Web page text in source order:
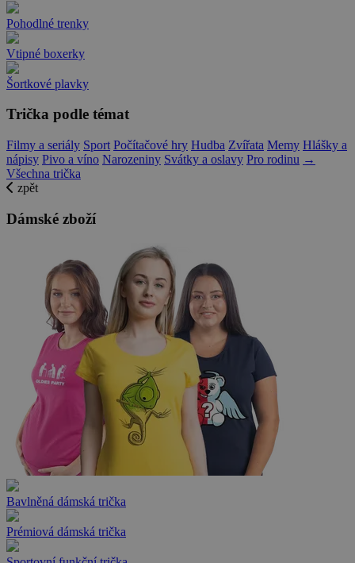
Pohodlné trenky
Vtipné boxerky
Šortkové plavky
Trička podle témat
Filmy a seriály Sport Počítačové hry Hudba Zvířata Memy Hlášky a
nápisy Pivo a víno Narozeniny Svátky a oslavy Pro rodinu →
Všechna trička
zpět
Dámské zboží
Bavlněná dámská trička
Prémiová dámská trička